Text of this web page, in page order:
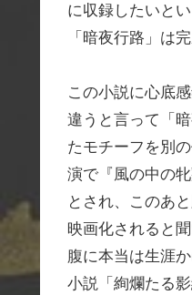
に収録したいと
「暗夜行路」は
この小説に心底
違うと言って「
たモチーフを別
演で『風の中の
とされ、このあ
映画化されると
腹に本当は生涯
小説「絢爛たる